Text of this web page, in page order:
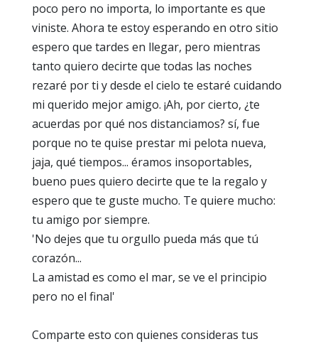
poco pero no importa, lo importante es que
viniste. Ahora te estoy esperando en otro sitio
espero que tardes en llegar, pero mientras
tanto quiero decirte que todas las noches
rezaré por ti y desde el cielo te estaré cuidando
mi querido mejor amigo. ¡Ah, por cierto, ¿te
acuerdas por qué nos distanciamos? sí, fue
porque no te quise prestar mi pelota nueva,
jaja, qué tiempos... éramos insoportables,
bueno pues quiero decirte que te la regalo y
espero que te guste mucho. Te quiere mucho:
tu amigo por siempre.
'No dejes que tu orgullo pueda más que tú
corazón...
La amistad es como el mar, se ve el principio
pero no el final'
Comparte esto con quienes consideras tus